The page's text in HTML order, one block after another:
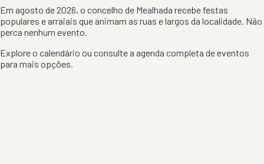
Em agosto de 2026, o concelho de Mealhada recebe festas
populares e arraiais que animam as ruas e largos da localidade. Não
perca nenhum evento.
Explore o calendário ou consulte a agenda completa de eventos
para mais opções.